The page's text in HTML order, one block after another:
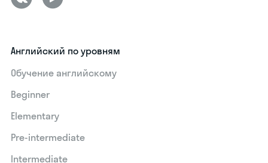
Английский по уровням
Обучение английскому
Beginner
Elementary
Pre-intermediate
Intermediate